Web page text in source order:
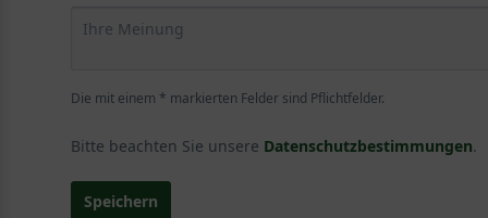
Die mit einem * markierten Felder sind Pflichtfelder.
Bitte beachten Sie unsere Datenschutzbestimmungen.
Speichern